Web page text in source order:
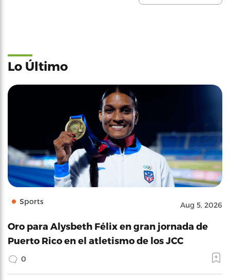
Lo Último
Sports Aug 5, 2026
Oro para Alysbeth Félix en gran jornada de
Puerto Rico en el atletismo de los JCC
0